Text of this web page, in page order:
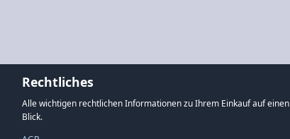
Rechtliches
Alle wichtigen rechtlichen Informationen zu Ihrem Einkauf auf einen
Blick.